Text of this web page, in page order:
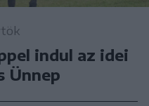
indul az idei
Ünnep